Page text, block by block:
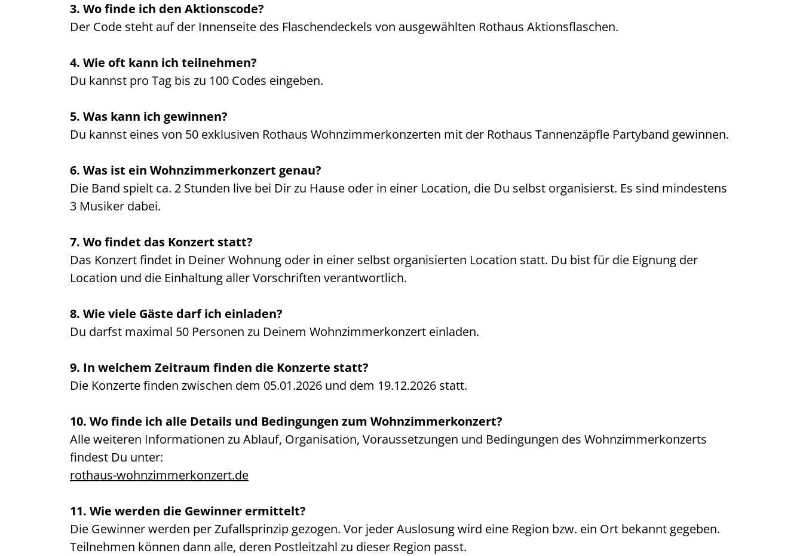
3. Wo finde ich den Aktionscode?
Der Code steht auf der Innenseite des Flaschendeckels von ausgewählten Rothaus Aktionsflaschen.
4. Wie oft kann ich teilnehmen?
Du kannst pro Tag bis zu 100 Codes eingeben.
5. Was kann ich gewinnen?
Du kannst eines von 50 exklusiven Rothaus Wohnzimmerkonzerten mit der Rothaus Tannenzäpfle Partyband gewinnen.
6. Was ist ein Wohnzimmerkonzert genau?
Die Band spielt ca. 2 Stunden live bei Dir zu Hause oder in einer Location, die Du selbst organisierst. Es sind mindestens
3 Musiker dabei.
7. Wo findet das Konzert statt?
Das Konzert findet in Deiner Wohnung oder in einer selbst organisierten Location statt. Du bist für die Eignung der
Location und die Einhaltung aller Vorschriften verantwortlich.
8. Wie viele Gäste darf ich einladen?
Du darfst maximal 50 Personen zu Deinem Wohnzimmerkonzert einladen.
9. In welchem Zeitraum finden die Konzerte statt?
Die Konzerte finden zwischen dem 05.01.2026 und dem 19.12.2026 statt.
10. Wo finde ich alle Details und Bedingungen zum Wohnzimmerkonzert?
Alle weiteren Informationen zu Ablauf, Organisation, Voraussetzungen und Bedingungen des Wohnzimmerkonzerts
findest Du unter:
rothaus-wohnzimmerkonzert.de
11. Wie werden die Gewinner ermittelt?
Die Gewinner werden per Zufallsprinzip gezogen. Vor jeder Auslosung wird eine Region bzw. ein Ort bekannt gegeben.
Teilnehmen können dann alle, deren Postleitzahl zu dieser Region passt.